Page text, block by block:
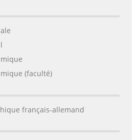
(faculté)
français-allemand